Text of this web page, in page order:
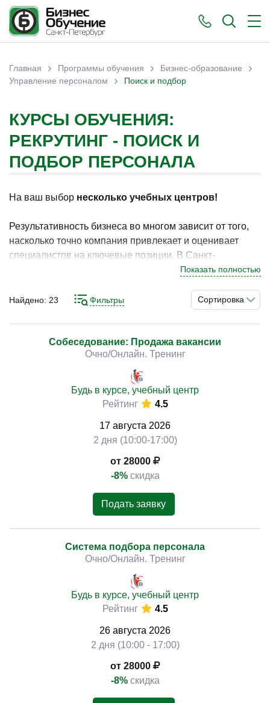
Вы здесь
Главная › Программы обучения › Бизнес-образование ›
Управление персоналом › Поиск и подбор
КУРСЫ ОБУЧЕНИЯ:
РЕКРУТИНГ - ПОИСК И
ПОДБОР ПЕРСОНАЛА
На ваш выбор несколько учебных центров!
Результативность бизнеса во многом зависит от того,
насколько точно компания привлекает и оценивает
специалистов на ключевые позиции. В Санкт-
Петербурге обучение по направлению поиска и
рекрутменту и руководителей подразделений,
стремящихся выстроить прозрачный и управляемый
процесс найма. Системная организация рекрутинга
помогает минимизировать кадровые риски и повысить
устойчивость команды.
Программы охватывают технологии поиска
кандидатов, инструменты оценки профессиональных и
эффективности подбора. Разбор практических
ситуаций позволяет применять полученные подходы в
реальной работе и улучшать качество кадровых
Показать полностью
Сортировка
Найдено: 23 Фильтры
Собеседование: Продажа вакансии
Очно/Онлайн. Тренинг
Будь в курсе, учебный центр
Рейтинг
4.5
17 августа 2026
2 дня (10:00-17:00)
от 28000
-8% скидка
Подать заявку
Система подбора персонала
Очно/Онлайн. Тренинг
Будь в курсе, учебный центр
Рейтинг
4.5
26 августа 2026
2 дня (10:00 - 17:00)
от 28000
-8% скидка